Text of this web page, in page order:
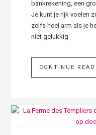
bankrekening, een
Je kunt je rijk voelen
zelfs heel arm als je
niet gelukkig
CONTINUE